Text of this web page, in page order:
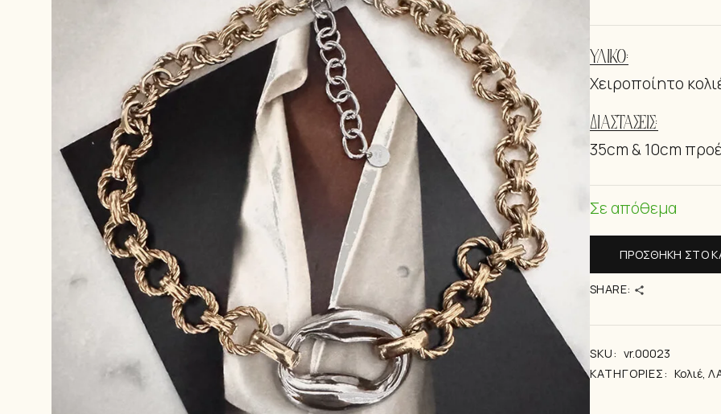
ΥΛΙΚΌ:
Χειροποίητο
ΔΙΑΣΤΆΣΕΙΣ:
35cm & 10cm
Σε απόθεμα
ΠΡΟΣΘΉΚΗ ΣΤΟ
SHARE:
SKU: vr.00023
ΚΑΤΗΓΟΡΊΕΣ: Κολιέ,